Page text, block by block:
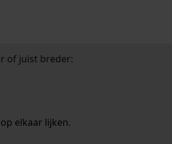
of juist breder:
elkaar lijken.